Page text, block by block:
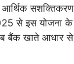
सशक्तिकरण
से इस योजना के
बैंक खाते आधार से